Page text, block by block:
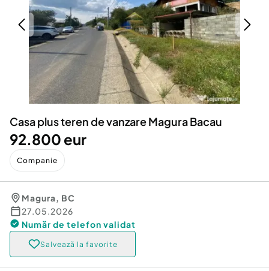
Servicii
Animale de companie
Afaceri și echipamente profesionale
Inchiriere Bunuri si Vehicule
Utilaje agricole si industriale
Piese auto si accesorii
Dacia Duster
Casa plus teren de vanzare Magura Bacau
92.800 eur
Companie
Magura, BC
27.05.2026
Număr de telefon validat
Salvează la favorite